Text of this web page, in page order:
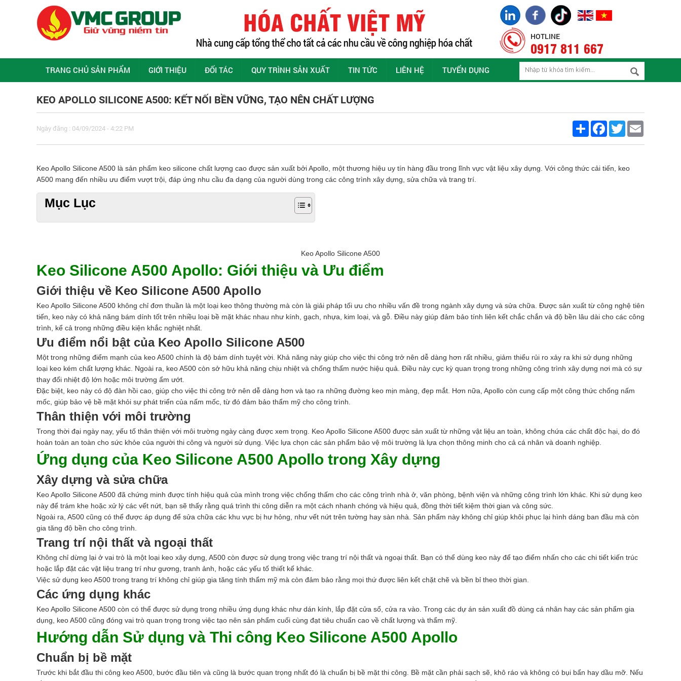
HOTLINE
0917 811 667
TRANG CHỦ SẢN PHẨM GIỚI THIỆU ĐỐI TÁC QUY TRÌNH SẢN XUẤT TIN TỨC LIÊN HỆ TUYỂN DỤNG
KEO APOLLO SILICONE A500: KẾT NỐI BỀN VỮNG, TẠO NÊN CHẤT LƯỢNG
Ngày đăng : 04/09/2024 - 4:22 PM
Share FacebookTwitter
Keo Apollo Silicone A500 là sản phẩm keo silicone chất lượng cao được sản xuất bởi Apollo, một thương hiệu uy tín hàng đầu trong lĩnh vực vật liệu xây dựng. Với công thức cải tiến, keo
A500 mang đến nhiều ưu điểm vượt trội, đáp ứng nhu cầu đa dạng của người dùng trong các công trình xây dựng, sửa chữa và trang trí.
Mục Lục
Keo Apollo Silicone A500
Keo Silicone A500 Apollo: Giới thiệu và Ưu điểm
Giới thiệu về Keo Silicone A500 Apollo
Keo Apollo Silicone A500 không chỉ đơn thuần là một loại keo thông thường mà còn là giải pháp tối ưu cho nhiều vấn đề trong ngành xây dựng và sửa chữa. Được sản xuất từ công nghệ tiên
tiến, keo này có khả năng bám dính tốt trên nhiều loại bề mặt khác nhau như kính, gạch, nhựa, kim loại, và gỗ. Điều này giúp đảm bảo tính liên kết chắc chắn và độ bền lâu dài cho các công
trình, kể cả trong những điều kiện khắc nghiệt nhất.
Ưu điểm nổi bật của Keo Apollo Silicone A500
Một trong những điểm mạnh của keo A500 chính là độ bám dính tuyệt vời. Khả năng này giúp cho việc thi công trở nên dễ dàng hơn rất nhiều, giảm thiểu rủi ro xảy ra khi sử dụng những
loại keo kém chất lượng khác. Ngoài ra, keo A500 còn sở hữu khả năng chịu nhiệt và chống thấm nước hiệu quả. Điều này cực kỳ quan trọng trong những công trình xây dựng nơi mà có sự
thay đổi nhiệt độ lớn hoặc môi trường ẩm ướt.
Đặc biệt, keo này có độ đàn hồi cao, giúp cho việc thi công trở nên dễ dàng hơn và tạo ra những đường keo mịn màng, đẹp mắt. Hơn nữa, Apollo còn cung cấp một công thức chống nấm
mốc, giúp bảo vệ bề mặt khỏi sự phát triển của nấm mốc, từ đó đảm bảo thẩm mỹ cho công trình.
Thân thiện với môi trường
Trong thời đại ngày nay, yếu tố thân thiện với môi trường ngày càng được xem trọng. Keo Apollo Silicone A500 được sản xuất từ những vật liệu an toàn, không chứa các chất độc hại, do đó
hoàn toàn an toàn cho sức khỏe của người thi công và người sử dụng. Việc lựa chọn các sản phẩm bảo vệ môi trường là lựa chọn thông minh cho cả cá nhân và doanh nghiệp.
Ứng dụng của Keo Silicone A500 Apollo trong Xây dựng
Xây dựng và sửa chữa
Keo Apollo Silicone A500 đã chứng minh được tính hiệu quả của mình trong việc chống thấm cho các công trình nhà ở, văn phòng, bệnh viện và những công trình lớn khác. Khi sử dụng keo
này để trám khe hoặc xử lý các vết nứt, bạn sẽ thấy rằng quá trình thi công diễn ra một cách nhanh chóng và hiệu quả, đồng thời tiết kiệm thời gian và công sức.
Ngoài ra, A500 cũng có thể được áp dụng để sửa chữa các khu vực bị hư hỏng, như vết nứt trên tường hay sàn nhà. Sản phẩm này không chỉ giúp khôi phục lại hình dáng ban đầu mà còn
gia tăng độ bền cho công trình.
Trang trí nội thất và ngoại thất
Không chỉ dừng lại ở vai trò là một loại keo xây dựng, A500 còn được sử dụng trong việc trang trí nội thất và ngoại thất. Bạn có thể dùng keo này để tạo điểm nhấn cho các chi tiết kiến trúc
hoặc lắp đặt các vật liệu trang trí như gương, tranh ảnh, hoặc các yếu tố thiết kế khác.
Việc sử dụng keo A500 trong trang trí không chỉ giúp gia tăng tính thẩm mỹ mà còn đảm bảo rằng mọi thứ được liên kết chặt chẽ và bền bỉ theo thời gian.
Các ứng dụng khác
Keo Apollo Silicone A500 còn có thể được sử dụng trong nhiều ứng dụng khác như dán kính, lắp đặt cửa sổ, cửa ra vào. Trong các dự án sản xuất đồ dùng cá nhân hay các sản phẩm gia
dụng, keo A500 cũng đóng vai trò quan trọng trong việc tạo nên sản phẩm cuối cùng đạt tiêu chuẩn cao về chất lượng và thẩm mỹ.
Hướng dẫn Sử dụng và Thi công Keo Silicone A500 Apollo
Chuẩn bị bề mặt
Trước khi bắt đầu thi công keo A500, bước đầu tiên và cũng là bước quan trọng nhất đó là chuẩn bị bề mặt thi công. Bề mặt cần phải sạch sẽ, khô ráo và không có bụi bẩn hay dầu mỡ. Nếu